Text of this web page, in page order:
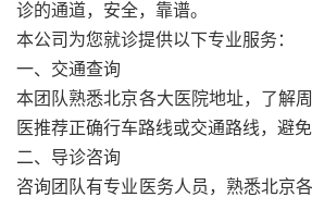
诊的通道，安全，靠谱。
本公司为您就诊提供以下专业服务：
一、交通查询
本团队熟悉北京各大医院地址，了解
医推荐正确行车路线或交通路线，避免
二、导诊咨询
咨询团队有专业医务人员，熟悉北京